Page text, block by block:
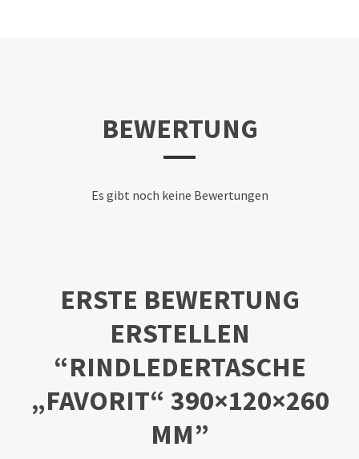
BEWERTUNG
Es gibt noch keine Bewertungen
ERSTE BEWERTUNG
ERSTELLEN
“RINDLEDERTASCHE
„FAVORIT“ 390×120×260
MM”